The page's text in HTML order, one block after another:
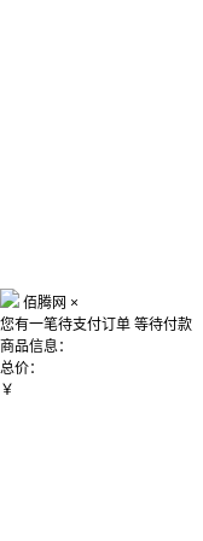
佰腾网 ×
您有一笔待支付订单 等待付款
商品信息：
总价：
￥